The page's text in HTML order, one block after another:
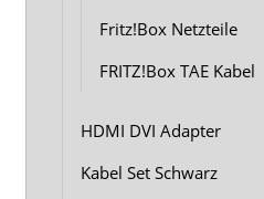
Fritz!Box Netzteile
FRITZ!Box TAE Kabel
HDMI DVI Adapter
Kabel Set Schwarz